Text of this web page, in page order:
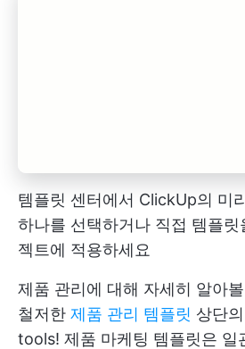
템플릿 센터에서 ClickUp의 미
하나를 선택하거나 직접 템플릿
젝트에 적용하세요
제품 관리에 대해 자세히 알아
철저한 제품 관리 템플릿 상단
tools! 제품 마케팅 템플릿은 일